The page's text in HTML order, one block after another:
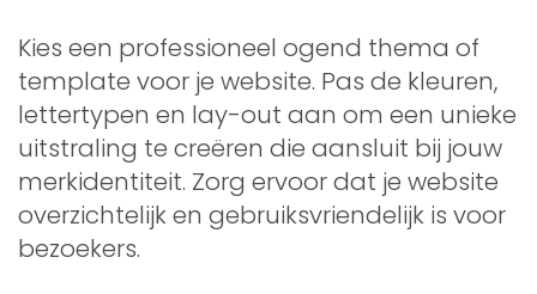
Kies een professioneel ogend thema of
template voor je website. Pas de kleuren,
lettertypen en lay-out aan om een unieke
uitstraling te creëren die aansluit bij jouw
merkidentiteit. Zorg ervoor dat je website
overzichtelijk en gebruiksvriendelijk is voor
bezoekers.